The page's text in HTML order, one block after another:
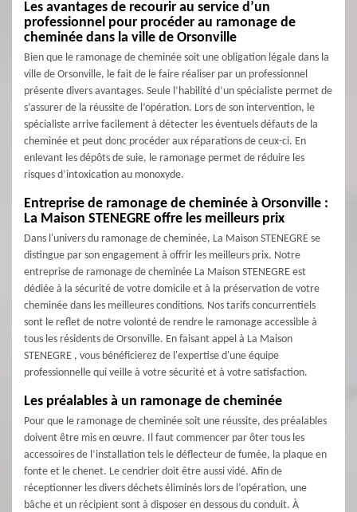
Les avantages de recourir au service d’un
professionnel pour procéder au ramonage de
cheminée dans la ville de Orsonville
Bien que le ramonage de cheminée soit une obligation légale dans la
ville de Orsonville, le fait de le faire réaliser par un professionnel
présente divers avantages. Seule l’habilité d’un spécialiste permet de
s’assurer de la réussite de l’opération. Lors de son intervention, le
spécialiste arrive facilement à détecter les éventuels défauts de la
cheminée et peut donc procéder aux réparations de ceux-ci. En
enlevant les dépôts de suie, le ramonage permet de réduire les
risques d’intoxication au monoxyde.
Entreprise de ramonage de cheminée à Orsonville :
La Maison STENEGRE offre les meilleurs prix
Dans l'univers du ramonage de cheminée, La Maison STENEGRE se
distingue par son engagement à offrir les meilleurs prix. Notre
entreprise de ramonage de cheminée La Maison STENEGRE est
dédiée à la sécurité de votre domicile et à la préservation de votre
cheminée dans les meilleures conditions. Nos tarifs concurrentiels
sont le reflet de notre volonté de rendre le ramonage accessible à
tous les résidents de Orsonville. En faisant appel à La Maison
STENEGRE , vous bénéficierez de l'expertise d'une équipe
professionnelle qui veille à votre sécurité et à votre satisfaction.
Les préalables à un ramonage de cheminée
Pour que le ramonage de cheminée soit une réussite, des préalables
doivent être mis en œuvre. Il faut commencer par ôter tous les
accessoires de l’installation tels le déflecteur de fumée, la plaque en
fonte et le chenet. Le cendrier doit être aussi vidé. Afin de
réceptionner les divers déchets éliminés lors de l’opération, une
bâche et un récipient sont à disposer en dessous du conduit. À